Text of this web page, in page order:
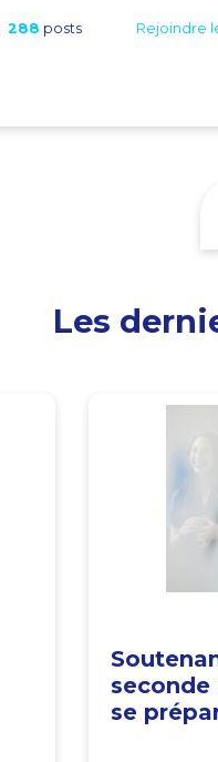
288 posts Rejoindre
Les
seconde
se